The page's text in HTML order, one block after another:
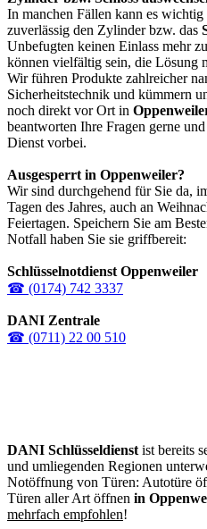
In manchen Fällen kann es
zuverlässig den Zylinder bzw. das
Unbefugten keinen Einlass mehr
können vielfältig sein, die Lösung
Wir führen Produkte zahlreicher
Sicherheitstechnik und kümmern
noch direkt vor Ort in
beantworten Ihre Fragen gerne
Dienst vorbei.
Ausgesperrt in Oppenweiler?
Wir sind durchgehend für Sie da,
Tagen des Jahres, auch an
Feiertagen. Speichern Sie am
Notfall haben Sie sie griffbereit:
Schlüsselnotdienst Oppenweiler
☎ (0174) 742 3337
DANI Zentrale
☎ (0711) 22 00 510
DANI Schlüsseldienst ist bereits
und umliegenden Regionen
Notöffnung von Türen: Autotüre
Türen aller Art öffnen in
mehrfach empfohlen!